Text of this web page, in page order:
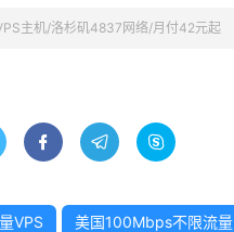
主机/洛杉矶4837网络/月付42元起
  
VPS 美国100Mbps不限流量